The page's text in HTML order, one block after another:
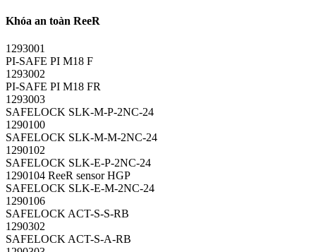
Khóa an toàn ReeR
1293001
PI-SAFE PI M18 F
1293002
PI-SAFE PI M18 FR
1293003
SAFELOCK SLK-M-P-2NC-24
1290100
SAFELOCK SLK-M-M-2NC-24
1290102
SAFELOCK SLK-E-P-2NC-24
1290104 ReeR sensor HGP
SAFELOCK SLK-E-M-2NC-24
1290106
SAFELOCK ACT-S-S-RB
1290302
SAFELOCK ACT-S-A-RB